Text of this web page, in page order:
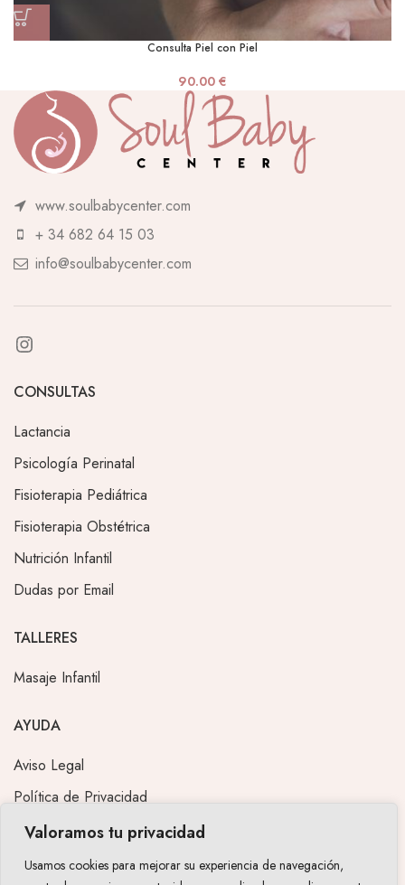
Valoramos tu privacidad
Usamos cookies para mejorar su experiencia de navegación,
Consulta Piel con Piel
90.00 €
www.soulbabycenter.com
+ 34 682 64 15 03
info@soulbabycenter.com
CONSULTAS
Lactancia
Psicología Perinatal
Fisioterapia Pediátrica
Fisioterapia Obstétrica
Nutrición Infantil
Dudas por Email
TALLERES
Masaje Infantil
AYUDA
Aviso Legal
Política de Privacidad
FAQ
Condiciones de contratación